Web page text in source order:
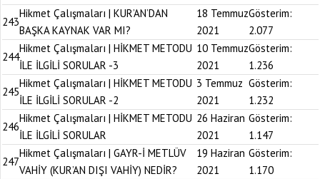
243
Hikmet Çalışmaları | KUR’AN’DAN
BAŞKA KAYNAK VAR MI?
18 Temmuz
2021
Gösterim:
2.077
244
Hikmet Çalışmaları | HİKMET METODU
İLE İLGİLİ SORULAR -3
10 Temmuz
2021
Gösterim:
1.236
245
Hikmet Çalışmaları | HİKMET METODU
İLE İLGİLİ SORULAR -2
3 Temmuz
2021
Gösterim:
1.232
246
Hikmet Çalışmaları | HİKMET METODU
İLE İLGİLİ SORULAR
26 Haziran
2021
Gösterim:
1.147
247
Hikmet Çalışmaları | GAYR-İ METLÜV
VAHİY (KUR’AN DIŞI VAHİY) NEDİR?
19 Haziran
2021
Gösterim:
1.170